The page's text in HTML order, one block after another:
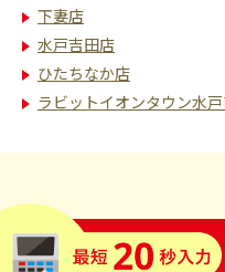
下妻店
水戸吉田店
ひたちなか店
ラビットイオンタウン水